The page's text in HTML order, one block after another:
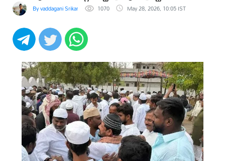
By vaddagani Srikanth 1070 May 28, 2026, 10:05 IST